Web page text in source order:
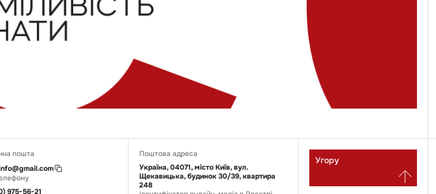
пошта
975-56-21
Поштова адреса
Україна, 04071, місто Київ, вул.
Щекавицька, будинок 30/39, квартира
248
Угору